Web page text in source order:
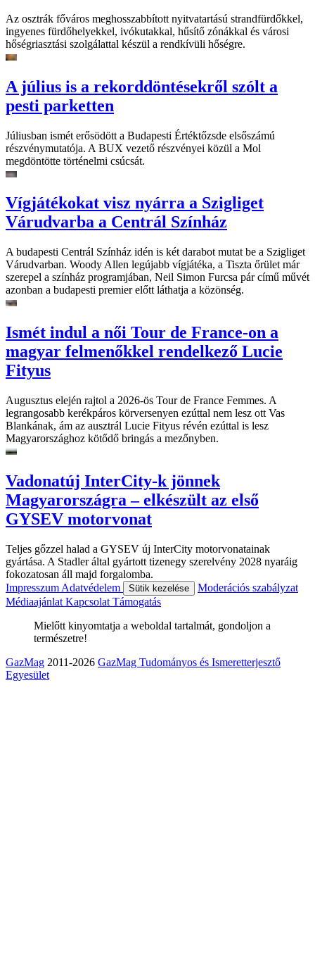
Az osztrák főváros meghosszabbított nyitvatartású strandfürdőkkel,
ingyenes fürdőhelyekkel, ivókutakkal, hűsítő zónákkal és városi
hőségriasztási szolgálattal készül a rendkívüli hőségre.
A július is a rekorddöntésekről szólt a
pesti parketten
Júliusban ismét erősödött a Budapesti Értéktőzsde elsőszámú
részvénymutatója. A BUX vezető részvényei közül a Mol
megdöntötte történelmi csúcsát.
Vígjátékokat visz nyárra a Szigliget
Várudvarba a Centrál Színház
A budapesti Centrál Színház idén is két darabot mutat be a Szigliget
Várudvarban. Woody Allen legújabb vígjátéka, a Tiszta őrület már
szerepel a színház programjában, Neil Simon Furcsa pár című művét
azonban a budapesti premier előtt láthatja a közönség.
Ismét indul a női Tour de France-on a
magyar felmenőkkel rendelkező Lucie
Fityus
Augusztus elején rajtol a 2026-ös Tour de France Femmes. A
legrangosabb kerékpáros körversenyen ezúttal nem lesz ott Vas
Blankának, ám az ausztrál Lucie Fityus révén ezúttal is lesz
Magyarországhoz kötődő bringás a mezőnyben.
Vadonatúj InterCity-k jönnek
Magyarországra – elkészült az első
GYSEV motorvonat
Teljes gőzzel halad a GYSEV új InterCity motorvonatainak
gyártása. A Stadler által gyártott tizenegy szerelvény 2028 nyaráig
fokozatosan áll majd forgalomba.
Impresszum Adatvédelem Sütik kezelése
Moderációs szabályzat
Médiaajánlat Kapcsolat Támogatás
Mielőtt kinyomtatja a weboldal tartalmát, gondoljon a
természetre!
GazMag 2011-2026 GazMag Tudományos és Ismeretterjesztő
Egyesület